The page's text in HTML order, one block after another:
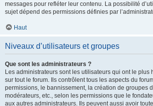
messages pour refléter leur contenu. La possibilité
sujet dépend des permissions définies par
Haut
Niveaux d’utilisateurs et groupes
Que sont les administrateurs ?
Les administrateurs sont les utilisateurs qui ont le plus
sur tout le forum. Ils contrôlent tous les aspects du
permissions, le bannissement, la création de groupes
modérateurs, etc., selon les permissions que le
aux autres administrateurs. Ils peuvent aussi avoir